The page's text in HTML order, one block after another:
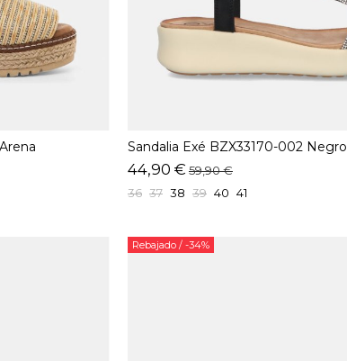
Sandalia Exé BZX33170-002 Negro
44,90 € 59,90 €
36 37 38 39 40 41
Rebajado / -34%